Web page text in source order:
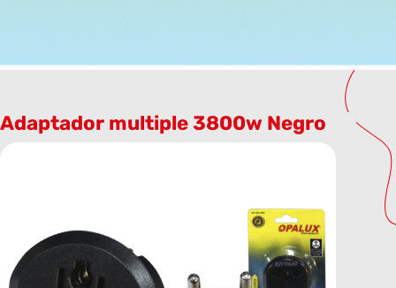
Adaptador multiple 3800w Negro